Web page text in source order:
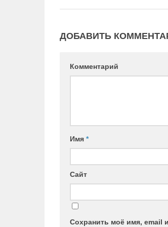
ДОБАВИТЬ
Комментарий
Имя *
Сайт
Сохранить моё имя, email